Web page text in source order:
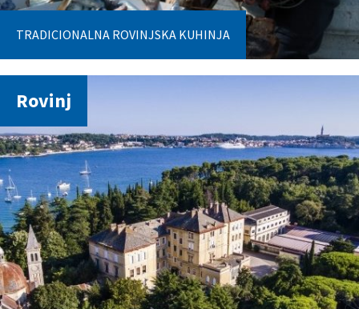
TRADICIONALNA ROVINJSKA KUHINJA
Rovinj